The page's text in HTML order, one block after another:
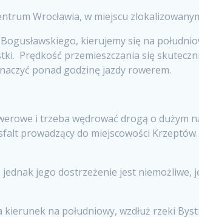
Wrocławia, w miejscu
kierujemy się na
Prędkość przemieszczania się
ponad godzinę jazdy rowerem.
i trzeba wędrować drogą o dużym
prowadzący do miejscowości
jednak jego dostrzeżenie jest
na południowy, wzdłuż rzeki